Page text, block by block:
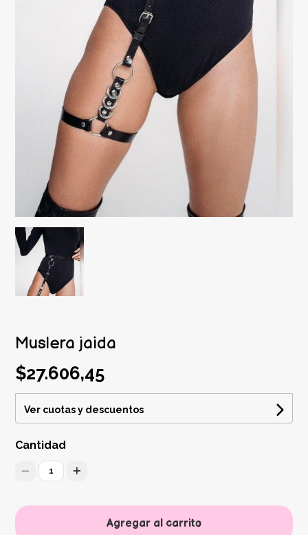
Muslera jaida
$27.606,45
Ver cuotas y descuentos
Cantidad
1
Agregar al carrito